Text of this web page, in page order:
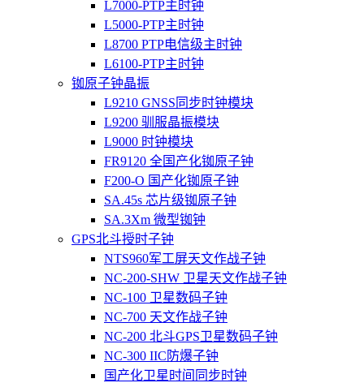
L7000-PTP主时钟
L5000-PTP主时钟
L8700 PTP电信级主时钟
L6100-PTP主时钟
铷原子钟晶振
L9210 GNSS同步时钟模块
L9200 驯服晶振模块
L9000 时钟模块
FR9120 全国产化铷原子钟
F200-O 国产化铷原子钟
SA.45s 芯片级铷原子钟
SA.3Xm 微型铷钟
GPS北斗授时子钟
NTS960军工屏天文作战子钟
NC-200-SHW 卫星天文作战子钟
NC-100 卫星数码子钟
NC-700 天文作战子钟
NC-200 北斗GPS卫星数码子钟
NC-300 IIC防爆子钟
国产化卫星时间同步时钟